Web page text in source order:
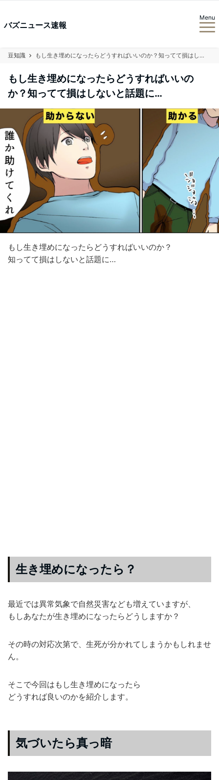
バズニュース速報
Menu
豆知識 もし生き埋めになったらどうすればいいのか？知ってて損はしないと話題に…
もし生き埋めになったらどうすればいいの
か？知ってて損はしないと話題に…
もし生き埋めになったらどうすればいいのか？
知ってて損はしないと話題に…
生き埋めになったら？
最近では異常気象で自然災害なども増えていますが、
もしあなたが生き埋めになったらどうしますか？
その時の対応次第で、生死が分かれてしまうかもしれませ
ん。
そこで今回はもし生き埋めになったら
どうすれば良いのかを紹介します。
気づいたら真っ暗